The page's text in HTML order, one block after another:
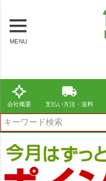
MENU
会社概要 支払い方法・送料